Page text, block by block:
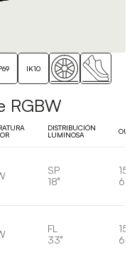
IK10
RGBW
DISTRIBUCIÓN
LUMINOSA
SP
18°
FL
33°